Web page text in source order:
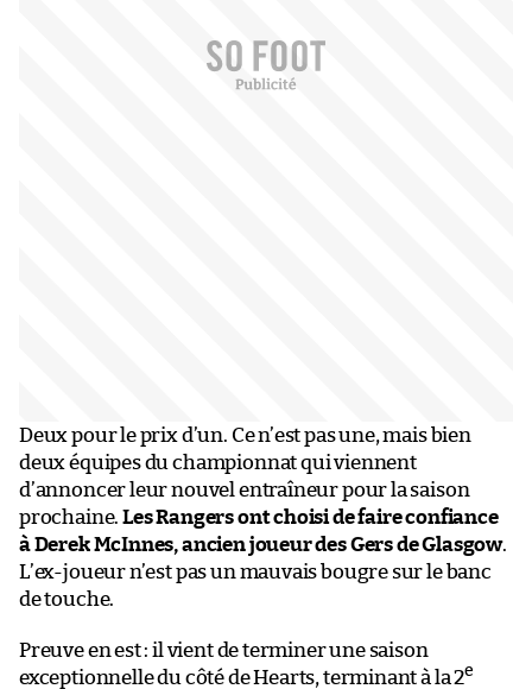
Deux pour le prix d’un. Ce n’est pas une, mais bien
deux équipes du championnat qui viennent
d’annoncer leur nouvel entraîneur pour la saison
prochaine.Les Rangers ont choisi de faire confiance
à Derek McInnes, ancien joueur des Gers de Glasgow.
L’ex-joueur n’est pas un mauvais bougre sur le banc
de touche.
Preuve en est : il vient de terminer une saison
exceptionnelle du côté de Hearts, terminant à la 2e